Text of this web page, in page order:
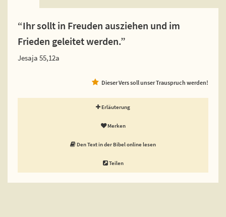
“Ihr sollt in Freuden ausziehen und im
Frieden geleitet werden.”
Jesaja 55,12a
Dieser Vers soll unser Trauspruch werden!
Erläuterung
Merken
Den Text in der Bibel online lesen
Teilen